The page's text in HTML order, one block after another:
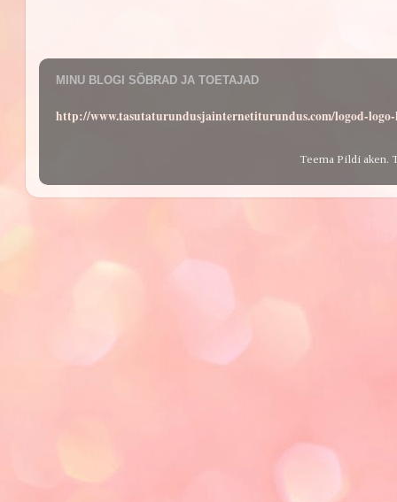
MINU BLOGI SÕBRAD JA TOETAJAD
http://www.tasutaturundusjainternetiturundus.com/logod-
Teema Pildi aken.